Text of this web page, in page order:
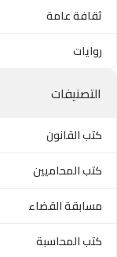
ثقافة عامة
روايات
التصنيفات
كتب القانون
كتب المحاميين
مسابقة القضاء
كتب المحاسبة